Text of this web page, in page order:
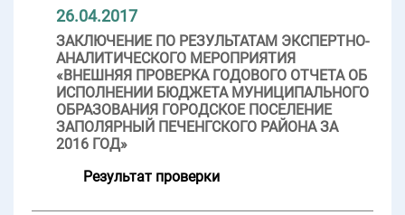
26.04.2017
ЗАКЛЮЧЕНИЕ ПО РЕЗУЛЬТАТАМ ЭКСПЕРТНО-
АНАЛИТИЧЕСКОГО МЕРОПРИЯТИЯ
«ВНЕШНЯЯ ПРОВЕРКА ГОДОВОГО ОТЧЕТА ОБ
ИСПОЛНЕНИИ БЮДЖЕТА МУНИЦИПАЛЬНОГО
ОБРАЗОВАНИЯ ГОРОДСКОЕ ПОСЕЛЕНИЕ
ЗАПОЛЯРНЫЙ ПЕЧЕНГСКОГО РАЙОНА ЗА
2016 ГОД»
Результат проверки